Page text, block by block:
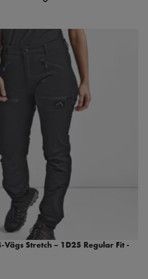
Stretch – 1D25 Regular Fit -